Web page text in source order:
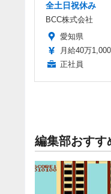
全土日祝休み
BCC株式会社
愛知県
月給40万
正社員
編集部おすす